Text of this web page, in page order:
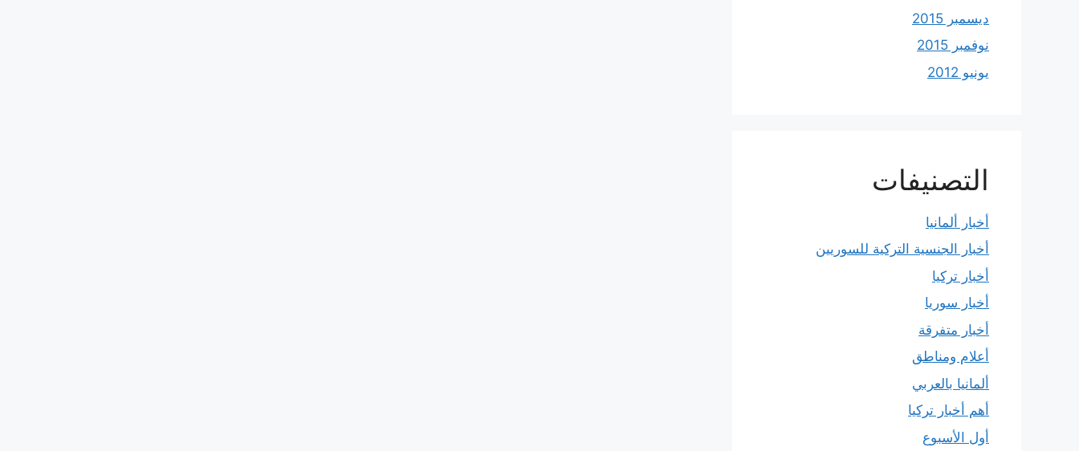
ديسمبر 2015
نوفمبر 2015
يونيو 2012
التصنيفات
أخبار ألمانيا
أخبار الجنسية التركية للسوريين
أخبار تركيا
أخبار سوريا
أخبار متفرقة
أعلام ومناطق
ألمانيا بالعربي
أهم أخبار تركيا
أول الأسبوع